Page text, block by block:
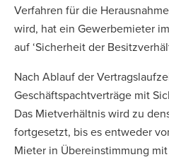
Verfahren für die
wird, hat ein Gewerbemieter
auf ‘Sicherheit der
Nach Ablauf der
Geschäftspachtverträge mit
Das Mietverhältnis wird zu
fortgesetzt, bis es entweder
Mieter in Übereinstimmung